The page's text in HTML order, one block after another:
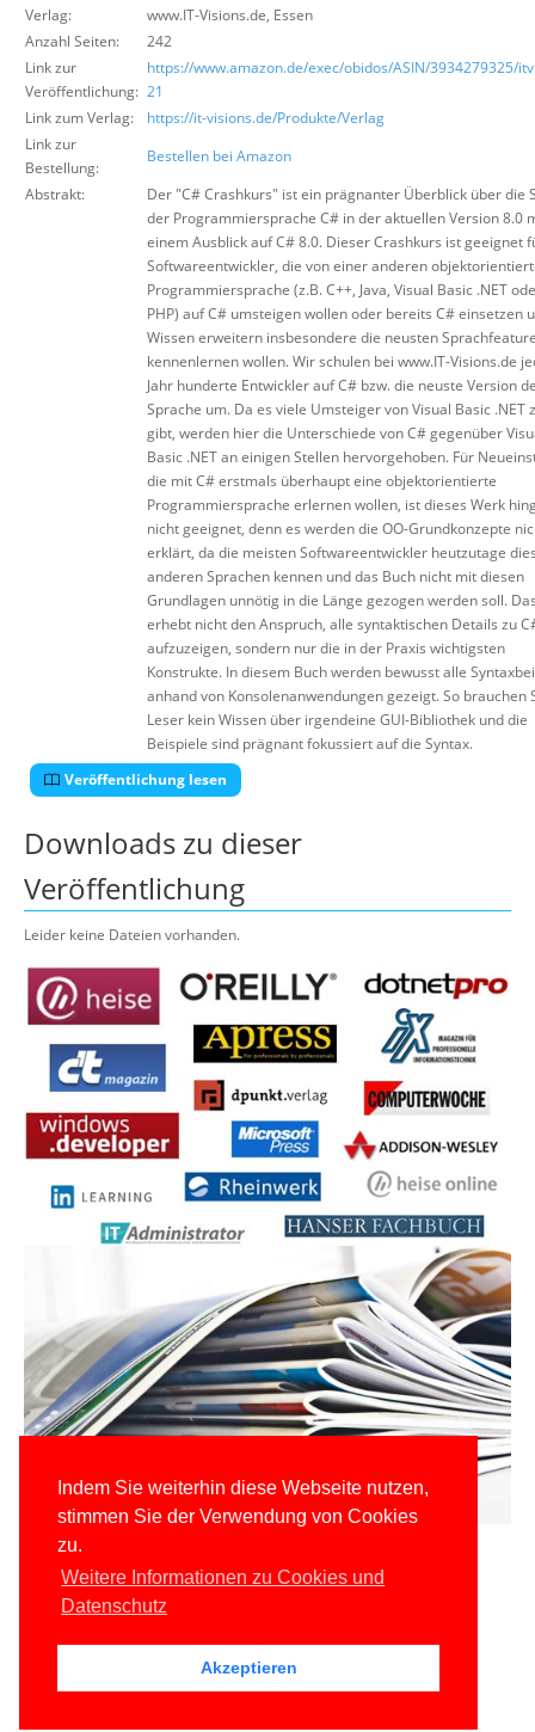
Indem Sie weiterhin diese Webseite nutzen,
stimmen Sie der Verwendung von Cookies
zu.
Weitere Informationen zu Cookies und
Datenschutz
Akzeptieren
Verlag:
www.IT-Visions.de, Essen
Anzahl Seiten:
242
Link zur
Veröffentlichung:
https://www.amazon.de/exec/obidos/ASIN/3934279325/
21
Link zum Verlag:
https://it-visions.de/Produkte/Verlag
Link zur
Bestellung:
Bestellen bei Amazon
Abstrakt:
Der "C# Crashkurs" ist ein prägnanter Überblick über die
der Programmiersprache C# in der aktuellen Version 8.0
einem Ausblick auf C# 8.0. Dieser Crashkurs ist geeignet
Softwareentwickler, die von einer anderen
Programmiersprache (z.B. C++, Java, Visual Basic .NET
PHP) auf C# umsteigen wollen oder bereits C# einsetzen
Wissen erweitern insbesondere die neusten
kennenlernen wollen. Wir schulen bei www.IT-Visions.de
Jahr hunderte Entwickler auf C# bzw. die neuste Version
Sprache um. Da es viele Umsteiger von Visual Basic .NET
gibt, werden hier die Unterschiede von C# gegenüber
Basic .NET an einigen Stellen hervorgehoben. Für
die mit C# erstmals überhaupt eine objektorientierte
Programmiersprache erlernen wollen, ist dieses Werk
nicht geeignet, denn es werden die OO-Grundkonzepte
erklärt, da die meisten Softwareentwickler heutzutage
anderen Sprachen kennen und das Buch nicht mit diesen
Grundlagen unnötig in die Länge gezogen werden soll.
erhebt nicht den Anspruch, alle syntaktischen Details zu
aufzuzeigen, sondern nur die in der Praxis wichtigsten
Konstrukte. In diesem Buch werden bewusst alle
anhand von Konsolenanwendungen gezeigt. So brauchen
Leser kein Wissen über irgendeine GUI-Bibliothek und die
Beispiele sind prägnant fokussiert auf die Syntax.
Veröffentlichung lesen
Downloads zu dieser
Veröffentlichung
Leider keine Dateien vorhanden.